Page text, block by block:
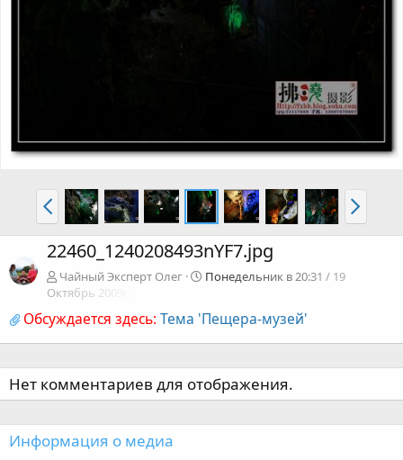
22460_1240208493nYF7.jpg
Чайный Эксперт Олег
Понедельник в 20:31 / 19
Октябрь 2009г.
Обсуждается здесь: Тема 'Пещера-музей'
Нет комментариев для отображения.
Информация о медиа